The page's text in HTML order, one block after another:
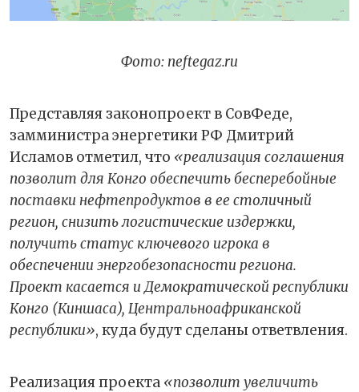
Фото: neftegaz.ru
Представляя законопроект в СовФеде,
замминистра энергетики РФ Дмитрий
Исламов отметил, что «реализация соглашения
позволит для Конго обеспечить бесперебойные
поставки нефтепродуктов в ее столичный
регион, снизить логистические издержки,
получить статус ключевого игрока в
обеспечении энергобезопасности региона.
Проект касается и Демократической республики
Конго (Киншаса), Центральноафриканской
республики», куда будут сделаны ответвления.
Реализация проекта «позволит увеличить